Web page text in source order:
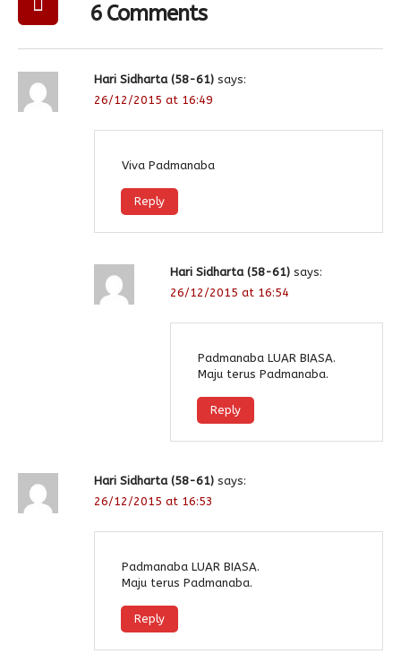
6 Comments
Hari Sidharta (58-61) says:
26/12/2015 at 16:49
Viva Padmanaba
Reply
Hari Sidharta (58-61) says:
26/12/2015 at 16:54
Padmanaba LUAR BIASA.
Maju terus Padmanaba.
Reply
Hari Sidharta (58-61) says:
26/12/2015 at 16:53
Padmanaba LUAR BIASA.
Maju terus Padmanaba.
Reply